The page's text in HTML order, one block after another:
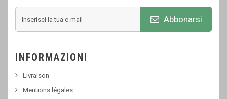
Abbonarsi
INFORMAZIONI
Livraison
Mentions légales